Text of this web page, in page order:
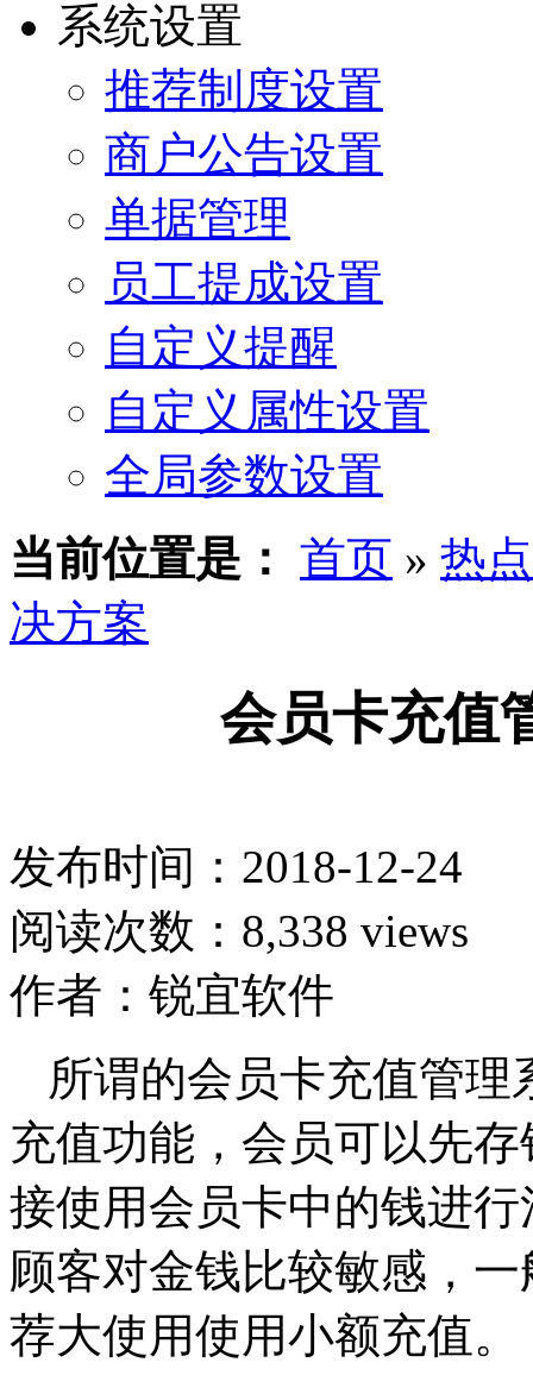
系统设置
推荐制度设置
商户公告设置
单据管理
员工提成设置
自定义提醒
自定义属性设置
全局参数设置
当前位置是： 首页 » 热
决方案
会员卡充值
发布时间：2018-12-24
阅读次数：8,338 views
作者：锐宜软件
所谓的会员卡充值管
充值功能，会员可以先
接使用会员卡中的钱进
顾客对金钱比较敏感，
荐大使用使用小额充值。